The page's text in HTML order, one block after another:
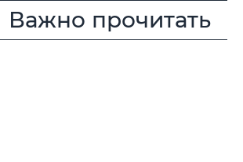
Важно прочитать